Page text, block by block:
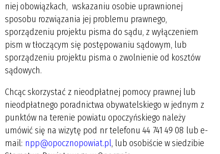
niej obowiązkach, wskazaniu osobie uprawnionej
sposobu rozwiązania jej problemu prawnego,
sporządzeniu projektu pisma do sądu, z wyłączeniem
pism w tłoczącym się postępowaniu sądowym, lub
sporządzeniu projektu pisma o zwolnienie od kosztów
sądowych.
Chcąc skorzystać z nieodpłatnej pomocy prawnej lub
nieodpłatnego poradnictwa obywatelskiego w jednym z
punktów na terenie powiatu opoczyńskiego należy
umówić się na wizytę pod nr telefonu 44 741 49 08 lub e-
mail: npp@opocznopowiat.pl, lub osobiście w siedzibie